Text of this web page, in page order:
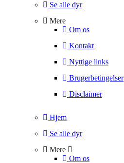
Se alle dyr
Mere
Om os
Kontakt
Nyttige links
Brugerbetingelser
Disclaimer
Hjem
Se alle dyr
Mere
Om os